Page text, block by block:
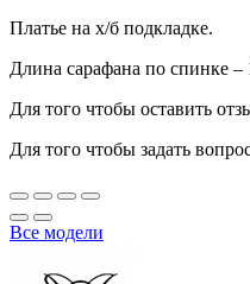
Платье на х/б подкладке.
Длина сарафана по спинке –
Для того чтобы оставить
Для того чтобы задать
Все модели